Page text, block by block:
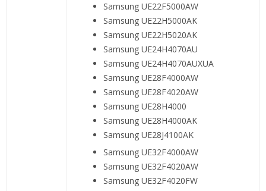
Samsung UE22F5000AW
Samsung UE22H5000AK
Samsung UE22H5020AK
Samsung UE24H4070AU
Samsung UE24H4070AUXUA
Samsung UE28F4000AW
Samsung UE28F4020AW
Samsung UE28H4000
Samsung UE28H4000AK
Samsung UE28J4100AK
Samsung UE32F4000AW
Samsung UE32F4020AW
Samsung UE32F4020FW